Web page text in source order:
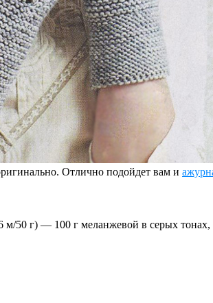
Отлично подойдет вам и
м/50 г) — 100 г меланжевой в серых тонах,